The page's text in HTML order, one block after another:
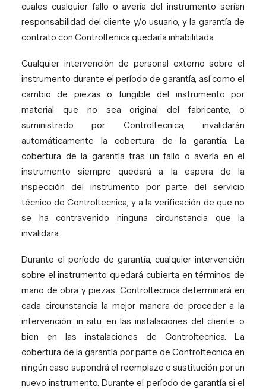
cuales cualquier fallo o avería del instrumento serían
responsabilidad del cliente y/o usuario, y la garantía de
contrato con Controltenica quedaría inhabilitada.
Cualquier intervención de personal externo sobre el
instrumento durante el período de garantía, así como el
cambio de piezas o fungible del instrumento por
material que no sea original del fabricante, o
suministrado por Controltecnica, invalidarán
automáticamente la cobertura de la garantía. La
cobertura de la garantía tras un fallo o avería en el
instrumento siempre quedará a la espera de la
inspección del instrumento por parte del servicio
técnico de Controltecnica, y a la verificación de que no
se ha contravenido ninguna circunstancia que la
invalidara.
Durante el período de garantía, cualquier intervención
sobre el instrumento quedará cubierta en términos de
mano de obra y piezas. Controltecnica determinará en
cada circunstancia la mejor manera de proceder a la
intervención; in situ, en las instalaciones del cliente, o
bien en las instalaciones de Controltecnica. La
cobertura de la garantía por parte de Controltecnica en
ningún caso supondrá el reemplazo o sustitución por un
nuevo instrumento. Durante el período de garantía si el